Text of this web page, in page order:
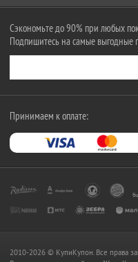
Сэкономьте до 90% при любых
Подпишитесь на самые выгодные
Принимаем к оплате:
2010-2026 © КупиКупон. Все права